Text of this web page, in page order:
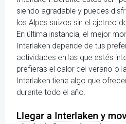
siendo agradable y puedes
los Alpes suizos sin el ajetreo
En última instancia, el mejor
Interlaken depende de tus
actividades en las que estés
prefieras el calor del verano o
Interlaken tiene algo que
durante todo el año.
Llegar a Interlaken y